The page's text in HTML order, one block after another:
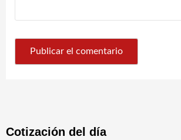
Cotización del día